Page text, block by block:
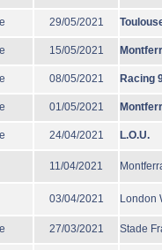
29/05/2021
15/05/2021
08/05/2021 Racing
01/05/2021
24/04/2021 L.O.U.
11/04/2021
03/04/2021 London
27/03/2021 Stade